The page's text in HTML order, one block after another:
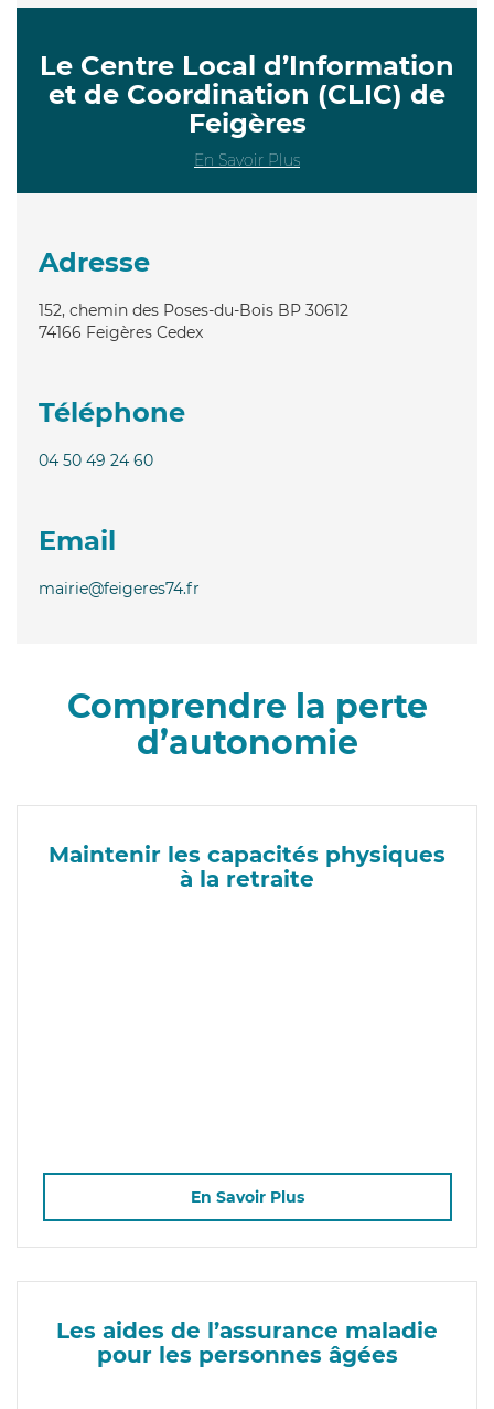
Le Centre Local d’Information
et de Coordination (CLIC) de
Feigères
En Savoir Plus
Adresse
152, chemin des Poses-du-Bois BP 30612
74166 Feigères Cedex
Téléphone
04 50 49 24 60
Email
mairie@feigeres74.fr
Comprendre la perte
d’autonomie
Maintenir les capacités physiques
à la retraite
En Savoir Plus
Les aides de l’assurance maladie
pour les personnes âgées